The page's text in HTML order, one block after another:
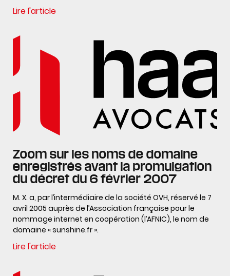
Lire l'article
Zoom sur les noms de domaine
enregistrés avant la promulgation
du décret du 6 février 2007
M. X. a, par l’intermédiaire de la société OVH, réservé le 7
avril 2005 auprès de l’Association française pour le
nommage internet en coopération (l’AFNIC), le nom de
domaine « sunshine.fr ».
Lire l'article